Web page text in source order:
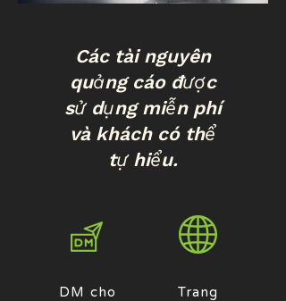
Các tài nguyên
quảng cáo được
sử dụng miễn phí
và khách có thể
tự hiểu.
DM cho
Trang